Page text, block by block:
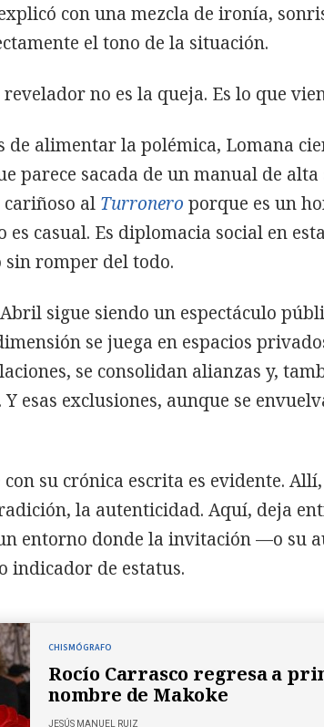
con una mezcla de ironía,
el tono de la situación.
no es la queja. Es lo que
de alimentar la polémica, Lomana
parece sacada de un manual de
al Turronero porque es un
es casual. Es diplomacia social en
romper del todo.
sigue siendo un espectáculo
se juega en espacios
se consolidan alianzas y,
Y esas exclusiones, aunque se
su crónica escrita es evidente.
la autenticidad. Aquí, deja
entorno donde la invitación —o su
indicador de estatus.
CHISMÓGRAFO
Rocío Carrasco regresa a
nombre de Makoke
JESÚS MANUEL RUIZ